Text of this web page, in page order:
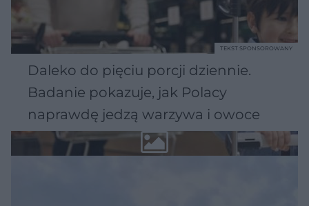
Daleko do pięciu porcji dziennie.
Badanie pokazuje, jak Polacy
naprawdę jedzą warzywa i owoce
TEKST SPONSOROWANY